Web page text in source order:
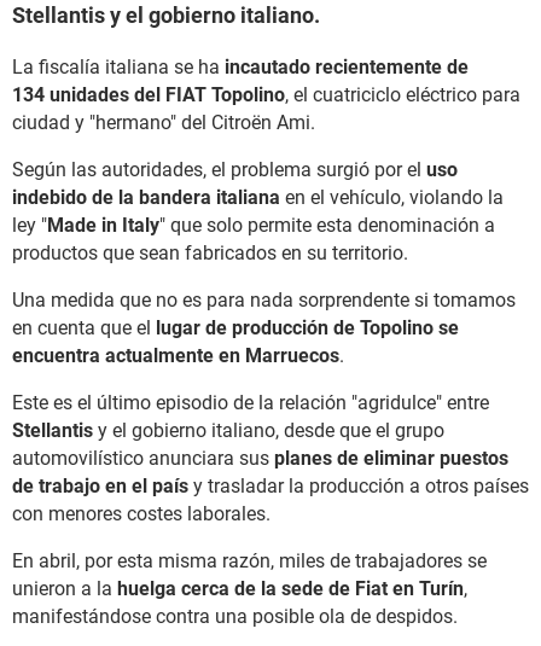
Stellantis y el gobierno italiano.
La fiscalía italiana se ha incautado recientemente de
134 unidades del FIAT Topolino, el cuatriciclo eléctrico para
ciudad y "hermano" del Citroën Ami.
Según las autoridades, el problema surgió por el uso
indebido de la bandera italiana en el vehículo, violando la
ley "Made in Italy" que solo permite esta denominación a
productos que sean fabricados en su territorio.
Una medida que no es para nada sorprendente si tomamos
en cuenta que el lugar de producción de Topolino se
encuentra actualmente en Marruecos.
Este es el último episodio de la relación "agridulce" entre
Stellantis y el gobierno italiano, desde que el grupo
automovilístico anunciara sus planes de eliminar puestos
de trabajo en el país y trasladar la producción a otros países
con menores costes laborales.
En abril, por esta misma razón, miles de trabajadores se
unieron a la huelga cerca de la sede de Fiat en Turín,
manifestándose contra una posible ola de despidos.